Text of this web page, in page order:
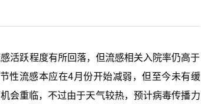
活跃程度有所回落，但流感相关入院率仍高于
性流感本应在4月份开始减弱，但至今未有缓
会重临，不过由于天气较热，预计病毒传播力